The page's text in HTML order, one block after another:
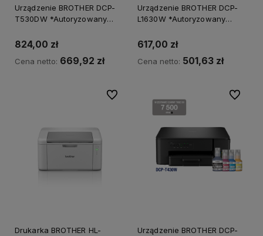
Urządzenie BROTHER DCP-
T530DW *Autoryzowany
824,00 zł
Cena netto: 669,92 zł
Urządzenie BROTHER DCP-
L1630W *Autoryzowany
617,00 zł
Cena netto: 501,63 zł
Drukarka BROTHER HL-
Do ulubionych
Urządzenie BROTHER DCP-
Do